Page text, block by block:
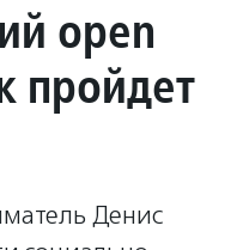
open
пройдет
Денис